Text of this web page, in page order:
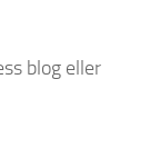
blog eller